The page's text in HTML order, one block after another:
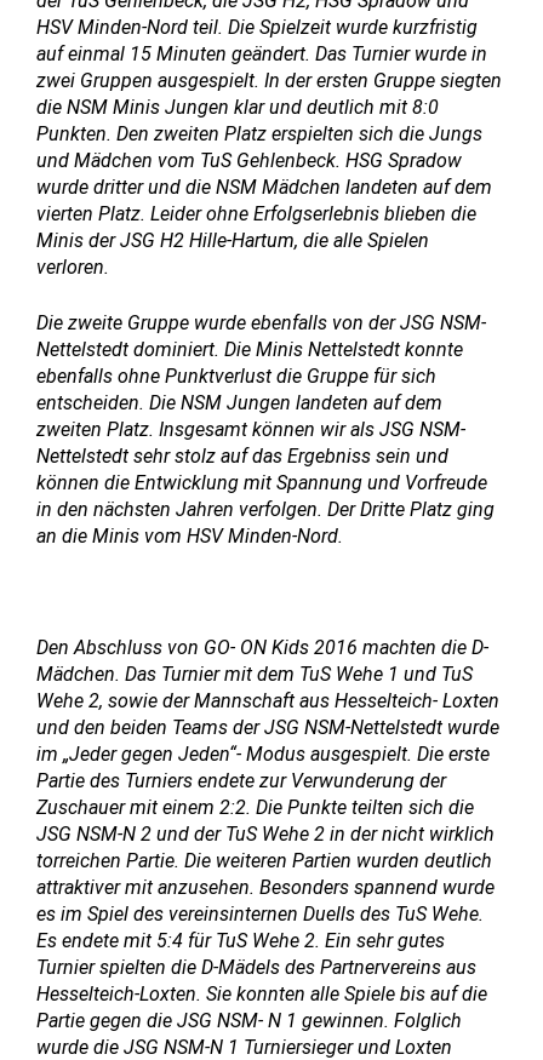
HSV Minden-Nord teil. Die Spielzeit wurde kurzfristig
auf einmal 15 Minuten geändert. Das Turnier wurde in
zwei Gruppen ausgespielt. In der ersten Gruppe siegten
die NSM Minis Jungen klar und deutlich mit 8:0
Punkten. Den zweiten Platz erspielten sich die Jungs
und Mädchen vom TuS Gehlenbeck. HSG Spradow
wurde dritter und die NSM Mädchen landeten auf dem
vierten Platz. Leider ohne Erfolgserlebnis blieben die
Minis der JSG H2 Hille-Hartum, die alle Spielen
verloren.
Die zweite Gruppe wurde ebenfalls von der JSG NSM-
Nettelstedt dominiert. Die Minis Nettelstedt konnte
ebenfalls ohne Punktverlust die Gruppe für sich
entscheiden. Die NSM Jungen landeten auf dem
zweiten Platz. Insgesamt können wir als JSG NSM-
Nettelstedt sehr stolz auf das Ergebniss sein und
können die Entwicklung mit Spannung und Vorfreude
in den nächsten Jahren verfolgen. Der Dritte Platz ging
an die Minis vom HSV Minden-Nord.
Den Abschluss von GO- ON Kids 2016 machten die D-
Mädchen. Das Turnier mit dem TuS Wehe 1 und TuS
Wehe 2, sowie der Mannschaft aus Hesselteich- Loxten
und den beiden Teams der JSG NSM-Nettelstedt wurde
im „Jeder gegen Jeden“- Modus ausgespielt. Die erste
Partie des Turniers endete zur Verwunderung der
Zuschauer mit einem 2:2. Die Punkte teilten sich die
JSG NSM-N 2 und der TuS Wehe 2 in der nicht wirklich
torreichen Partie. Die weiteren Partien wurden deutlich
attraktiver mit anzusehen. Besonders spannend wurde
es im Spiel des vereinsinternen Duells des TuS Wehe.
Es endete mit 5:4 für TuS Wehe 2. Ein sehr gutes
Turnier spielten die D-Mädels des Partnervereins aus
Hesselteich-Loxten. Sie konnten alle Spiele bis auf die
Partie gegen die JSG NSM- N 1 gewinnen. Folglich
wurde die JSG NSM-N 1 Turniersieger und Loxten